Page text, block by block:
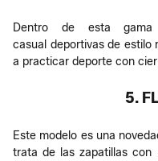
Dentro de esta gama
casual deportivas de estilo
a practicar deporte con
5.
Este modelo es una
trata de las zapatillas con